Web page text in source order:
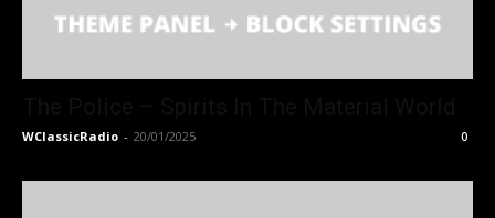
WClassicRadio - 20/01/2025 0